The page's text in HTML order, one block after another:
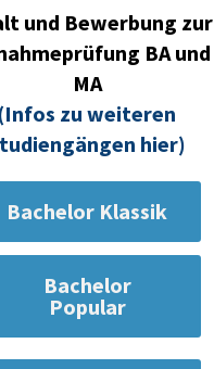
und Bewerbung zur
BA und
MA
(Infos zu weiteren
hier)
Bachelor Klassik
Bachelor
Popular